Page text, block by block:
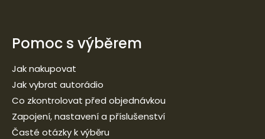
Pomoc s výběrem
Jak nakupovat
Jak vybrat autorádio
Co zkontrolovat před objednávkou
Zapojení, nastavení a příslušenství
Časté otázky k výběru